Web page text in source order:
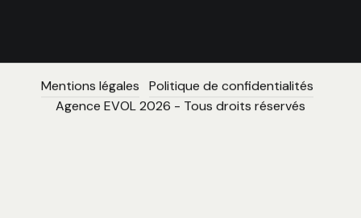
Mentions légales
Politique de confidentialités
Agence EVOL 2026 - Tous droits réservés